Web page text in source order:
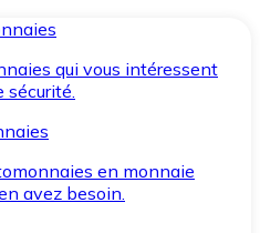
qui vous intéressent
sécurité.
en monnaie
avez besoin.